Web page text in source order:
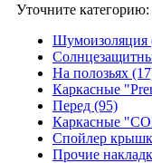
Уточните категорию:
Шумоизоляция
На полозьях
Каркасные
Перед (95)
Каркасные
Спойлер
Прочие